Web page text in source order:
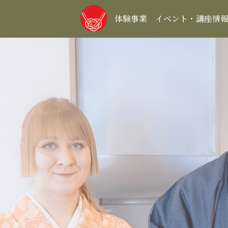
体験事業 イベント・講座情報